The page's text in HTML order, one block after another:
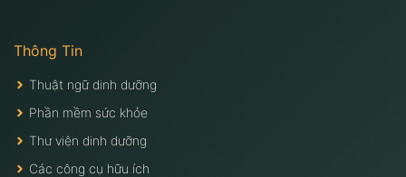
Thông Tin
Thuật ngữ dinh dưỡng
Phần mềm sức khỏe
Thư viện dinh dưỡng
Các công cụ hữu ích